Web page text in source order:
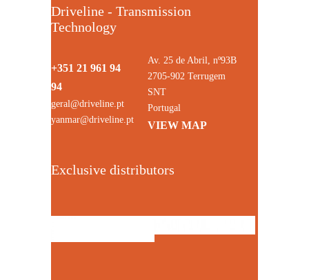
Driveline - Transmission
Technology
+351 21 961 94
94
geral@driveline.pt
yanmar@driveline.pt
Av. 25 de Abril, nº93B
2705-902 Terrugem
SNT
Portugal
VIEW MAP
Exclusive distributors